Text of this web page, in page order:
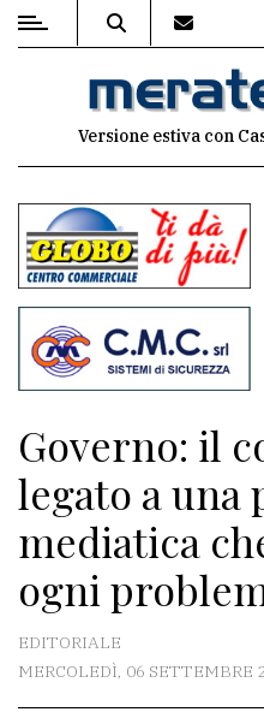
MENU
commenti
Contenuti
del
sito
Associazioni
Meteo
CONTATTI
La
redazione
Versione estiva con
Governo: il
legato a una
mediatica
ogni
EDITORIALE
MERCOLEDÌ, 06 SETTEMBRE